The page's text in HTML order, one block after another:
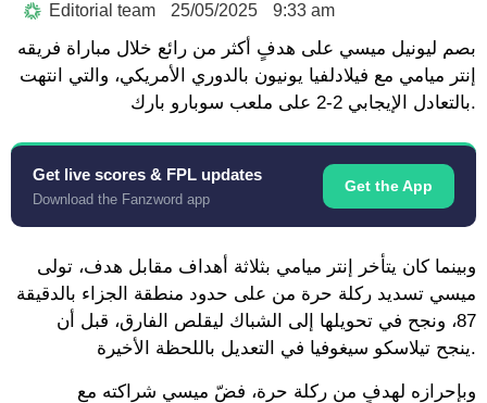
Editorial team 25/05/2025 9:33 am
بصم ليونيل ميسي على هدفٍ أكثر من رائع خلال مباراة فريقه
إنتر ميامي مع فيلادلفيا يونيون بالدوري الأمريكي، والتي انتهت
بالتعادل الإيجابي 2-2 على ملعب سوبارو بارك.
Get live scores & FPL updates
Download the Fanzword app
Get the App
وبينما كان يتأخر إنتر ميامي بثلاثة أهداف مقابل هدف، تولى
ميسي تسديد ركلة حرة من على حدود منطقة الجزاء بالدقيقة
87، ونجح في تحويلها إلى الشباك ليقلص الفارق، قبل أن
ينجح تيلاسكو سيغوفيا في التعديل باللحظة الأخيرة.
وبإحرازه لهدفٍ من ركلة حرة، فضّ ميسي شراكته مع